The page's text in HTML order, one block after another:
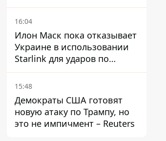
16:04
Илон Маск пока отказывает
Украине в использовании
Starlink для ударов по
территории России – СМИ
15:48
Демократы США готовят
новую атаку по Трампу, но
это не импичмент – Reuters